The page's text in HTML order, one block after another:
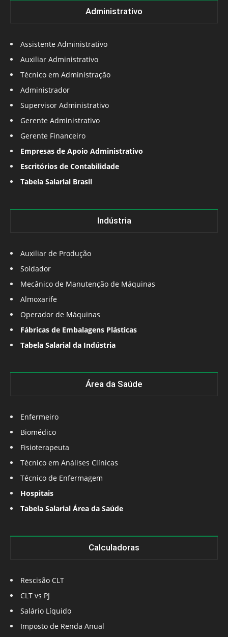
Administrativo
Assistente Administrativo
Auxiliar Administrativo
Técnico em Administração
Administrador
Supervisor Administrativo
Gerente Administrativo
Gerente Financeiro
Empresas de Apoio Administrativo
Escritórios de Contabilidade
Tabela Salarial Brasil
Indústria
Auxiliar de Produção
Soldador
Mecânico de Manutenção de Máquinas
Almoxarife
Operador de Máquinas
Fábricas de Embalagens Plásticas
Tabela Salarial da Indústria
Área da Saúde
Enfermeiro
Biomédico
Fisioterapeuta
Técnico em Análises Clínicas
Técnico de Enfermagem
Hospitais
Tabela Salarial Área da Saúde
Calculadoras
Rescisão CLT
CLT vs PJ
Salário Líquido
Imposto de Renda Anual